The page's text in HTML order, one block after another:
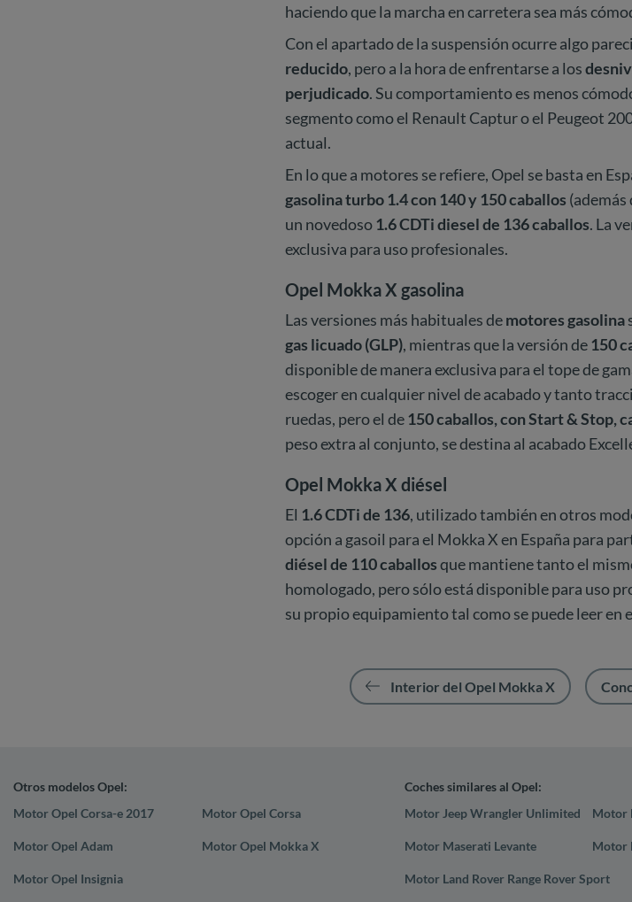
haciendo que la marcha en carretera sea más
Con el apartado de la suspensión ocurre algo
reducido, pero a la hora de enfrentarse a los
perjudicado. Su comportamiento es menos
segmento como el Renault Captur o el Peugeot
actual.
En lo que a motores se refiere, Opel se basta en
gasolina turbo 1.4 con 140 y 150 caballos
un novedoso1.6 CDTi diesel de 136 caballos. La
exclusiva para uso profesionales.
Opel Mokka X gasolina
Las versiones más habituales demotores gasolina
gas licuado (GLP), mientras que la versión de150
disponible de manera exclusiva para el tope de
escoger en cualquier nivel de acabado y tanto
ruedas, pero el de150 caballos, con Start & Stop,
peso extra al conjunto, se destina al acabado
Opel Mokka X diésel
El 1.6 CDTi de 136, utilizado también en otros
opción a gasoil para el Mokka X en España para
diésel de 110 caballosque mantiene tanto el
homologado, pero sólo está disponible para uso
su propio equipamiento tal como se puede leer en
Interior del Opel Mokka X
Otros modelos Opel:
Motor Opel Corsa-e 2017
Motor Opel Corsa
Motor Opel Adam Motor Opel Mokka X
Motor Opel Insignia
Coches similares al Opel:
Motor Jeep Wrangler Unlimited
Motor
Motor Maserati Levante Motor
Motor Land Rover Range Rover Sport